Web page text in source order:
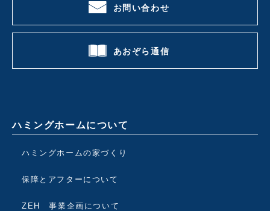
お問い合わせ
あおぞら通信
ハミングホームについて
ハミングホームの家づくり
保障とアフターについて
ZEH 事業企画について